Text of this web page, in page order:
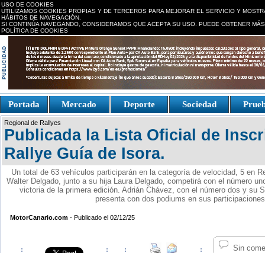
USO DE COOKIES
UTILIZAMOS COOKIES PROPIAS Y DE TERCEROS PARA MEJORAR EL SERVICIO Y
HÁBITOS DE NAVEGACIÓN.
SI CONTINÚA NAVEGANDO, CONSIDERAMOS QUE ACEPTA SU USO. PUEDE OBTENER
POLÍTICA DE COOKIES
Portada Mercado Deporte Sociedad
Fake Watches
replica-
watch.is
Regional de Rallyes
Publicada la Lista Oficial de
Rallye Guía de Isora.
Un total de 63 vehículos participarán en la categoría de velocidad, 5 en
Walter Delgado, junto a su hija Laura Delgado, competirá con el número
victoria de la primera edición. Adrián Chávez, con el número dos y su
presenta con dos podiums en sus
MotorCanario.com - Publicado el 02/12/25
Sin